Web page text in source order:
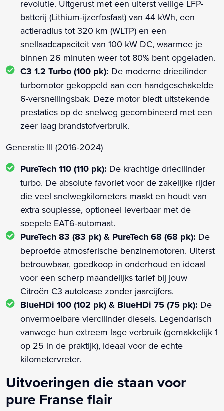
revolutie. Uitgerust met een uiterst veilige LFP-
batterij (Lithium-ijzerfosfaat) van 44 kWh, een
actieradius tot 320 km (WLTP) en een
snellaadcapaciteit van 100 kW DC, waarmee je
binnen 26 minuten weer tot 80% bent opgeladen.
C3 1.2 Turbo (100 pk): De moderne driecilinder
turbomotor gekoppeld aan een handgeschakelde
6-versnellingsbak. Deze motor biedt uitstekende
prestaties op de snelweg gecombineerd met een
zeer laag brandstofverbruik.
Generatie III (2016-2024)
PureTech 110 (110 pk): De krachtige driecilinder
turbo. De absolute favoriet voor de zakelijke rijder
die veel snelwegkilometers maakt en houdt van
extra souplesse, optioneel leverbaar met de
soepele EAT6-automaat.
PureTech 83 (83 pk) & PureTech 68 (68 pk): De
beproefde atmosferische benzinemotoren. Uiterst
betrouwbaar, goedkoop in onderhoud en ideaal
voor een scherp maandelijks tarief bij jouw
Citroën C3 autolease zonder jaarcijfers.
BlueHDi 100 (102 pk) & BlueHDi 75 (75 pk): De
onvermoeibare viercilinder diesels. Legendarisch
vanwege hun extreem lage verbruik (gemakkelijk 1
op 25 in de praktijk), ideaal voor de echte
kilometervreter.
Uitvoeringen die staan voor
pure Franse flair